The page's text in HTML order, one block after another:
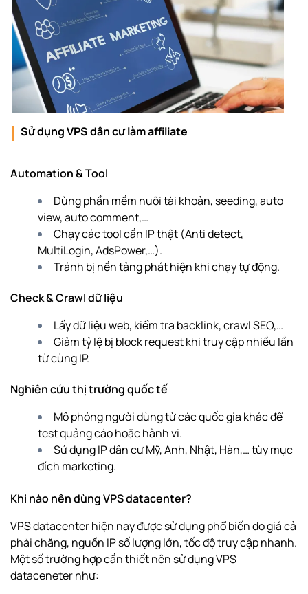
Sử dụng VPS dân cư làm affiliate
Automation & Tool
Dùng phần mềm nuôi tài khoản, seeding, auto
view, auto comment,…
Chạy các tool cần IP thật (Anti detect,
MultiLogin, AdsPower,…).
Tránh bị nền tảng phát hiện khi chạy tự động.
Check & Crawl dữ liệu
Lấy dữ liệu web, kiểm tra backlink, crawl SEO,…
Giảm tỷ lệ bị block request khi truy cập nhiều lần
từ cùng IP.
Nghiên cứu thị trường quốc tế
Mô phỏng người dùng từ các quốc gia khác để
test quảng cáo hoặc hành vi.
Sử dụng IP dân cư Mỹ, Anh, Nhật, Hàn,… tùy mục
đích marketing.
Khi nào nên dùng VPS datacenter?
VPS datacenter hiện nay được sử dụng phổ biến do giá cả
phải chăng, nguồn IP số lượng lớn, tốc độ truy cập nhanh.
Một số trường hợp cần thiết nên sử dụng VPS
dataceneter như: